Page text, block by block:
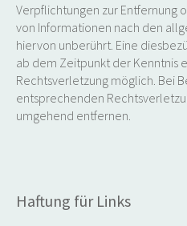
Verpflichtungen zur Entfernung
von Informationen nach den
hiervon unberührt. Eine
ab dem Zeitpunkt der Kenntnis
Rechtsverletzung möglich. Bei
entsprechenden
umgehend entfernen.
Haftung für Links